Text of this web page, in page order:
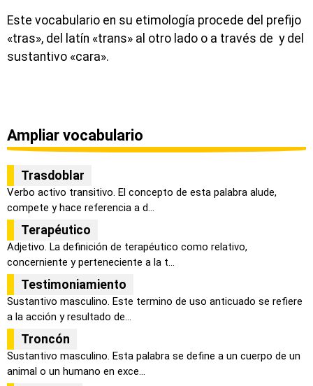
Este vocabulario en su etimología procede del prefijo
«tras», del latín «trans» al otro lado o a través de y del
sustantivo «cara».
Ampliar vocabulario
Trasdoblar
Verbo activo transitivo. El concepto de esta palabra alude,
compete y hace referencia a d...
Terapéutico
Adjetivo. La definición de terapéutico como relativo,
concerniente y perteneciente a la t...
Testimoniamiento
Sustantivo masculino. Este termino de uso anticuado se refiere
a la acción y resultado de...
Troncón
Sustantivo masculino. Esta palabra se define a un cuerpo de un
animal o un humano en exce...